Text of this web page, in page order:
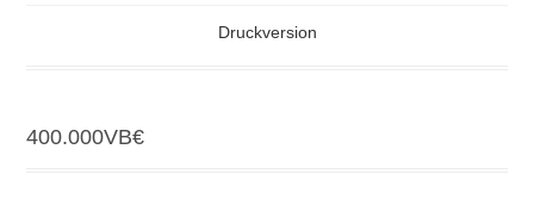
Druckversion
400.000VB€